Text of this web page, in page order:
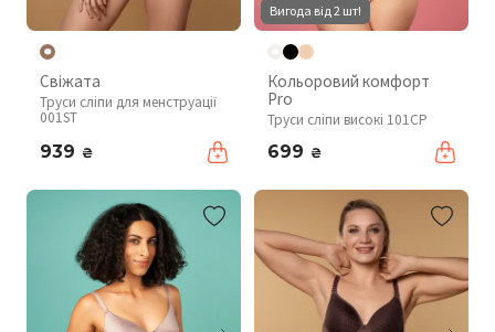
Свіжата
Труси сліпи для менструації
001ST
939 ₴
Вигода від 2 шт!
Кольоровий комфорт
Pro
Труси сліпи високі 101CP
699 ₴